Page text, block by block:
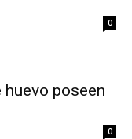
0
poseen
0